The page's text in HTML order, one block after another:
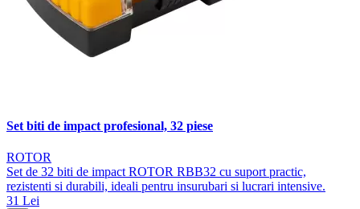
Set biti de impact profesional, 32 piese
ROTOR
Set de 32 biti de impact ROTOR RBB32 cu suport practic,
rezistenti si durabili, ideali pentru insurubari si lucrari intensive.
31 Lei